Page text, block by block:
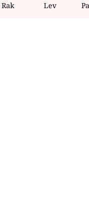
Rak Lev